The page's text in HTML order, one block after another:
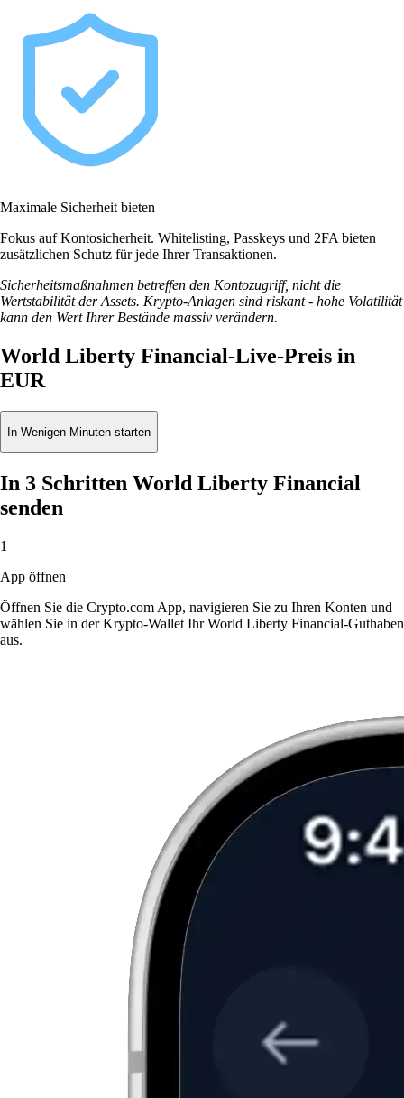
Maximale Sicherheit bieten
Fokus auf Kontosicherheit. Whitelisting, Passkeys und 2FA bieten
zusätzlichen Schutz für jede Ihrer Transaktionen.
Sicherheitsmaßnahmen betreffen den Kontozugriff, nicht die
Wertstabilität der Assets. Krypto-Anlagen sind riskant - hohe Volatilität
kann den Wert Ihrer Bestände massiv verändern.
World Liberty Financial-Live-Preis in
EUR
In Wenigen Minuten starten
In 3 Schritten World Liberty Financial
senden
1
App öffnen
Öffnen Sie die Crypto.com App, navigieren Sie zu Ihren Konten und
wählen Sie in der Krypto-Wallet Ihr World Liberty Financial-Guthaben
aus.